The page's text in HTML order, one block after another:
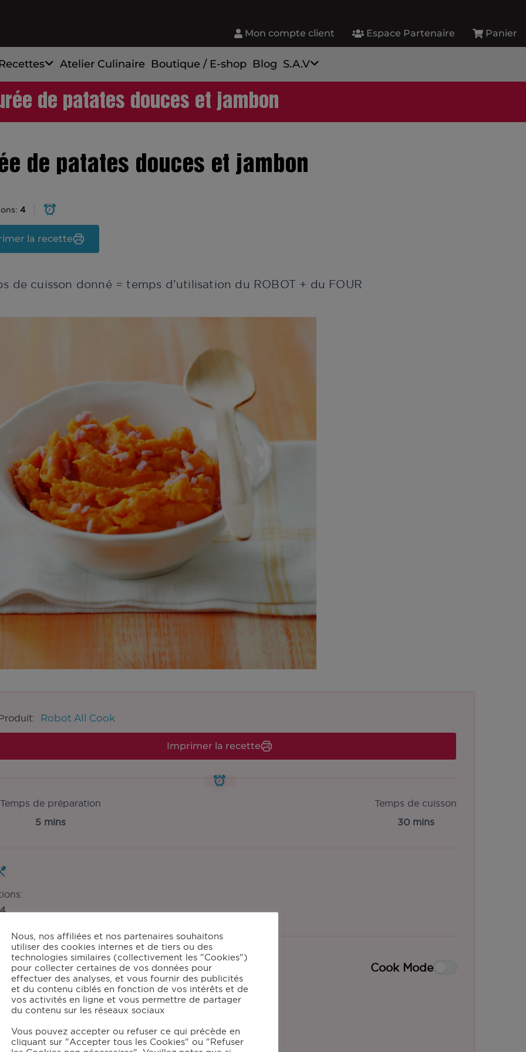
Mon compte client Espace Partenaire Panier
Atelier Culinaire Boutique / E-shop Blog S.A.V
de patates douces et jambon
de patates douces et jambon
4
la recette
de cuisson donné = temps d'utilisation du ROBOT + du FOUR
Robot All Cook
Imprimer la recette
Temps de préparation
5 mins
Temps de cuisson
30 mins
4
Cook Mode
600 g de patates douces
100 g de jambon blanc
Sel, Poivre
Eau
Nous, nos affiliées et nos partenaires souhaitons
utiliser des cookies internes et de tiers ou des
technologies similaires (collectivement les "Cookies")
pour collecter certaines de vos données pour
effectuer des analyses, et vous fournir des publicités
et du contenu ciblés en fonction de vos intérêts et de
vos activités en ligne et vous permettre de partager
du contenu sur les réseaux sociaux
Vous pouvez accepter ou refuser ce qui précède en
cliquant sur "Accepter tous les Cookies" ou "Refuser